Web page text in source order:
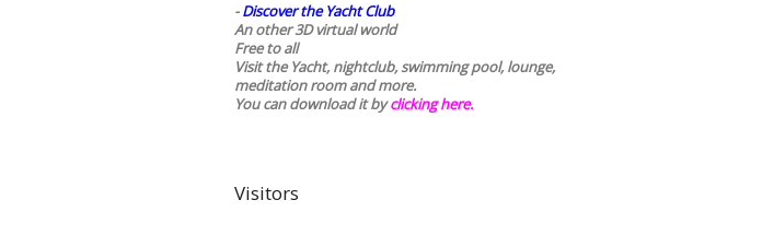
-Discover the Yacht Club
An other 3D virtual world
Free to all
Visit the Yacht, nightclub, swimming pool, lounge,
meditation room and more.
You can download it byclicking here.
Visitors